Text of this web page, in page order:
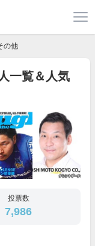
の他
一覧＆人気
投票数
7,986